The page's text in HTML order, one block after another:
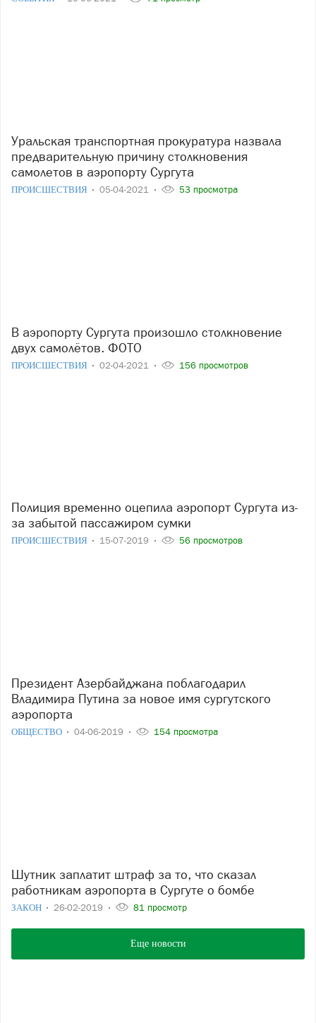
Уральская транспортная прокуратура назвала
предварительную причину столкновения
самолетов в аэропорту Сургута
ПРОИСШЕСТВИЯ 05-04-2021 53 просмотра
В аэропорту Сургута произошло столкновение
двух самолётов. ФОТО
ПРОИСШЕСТВИЯ 02-04-2021 156 просмотров
Полиция временно оцепила аэропорт Сургута из-
за забытой пассажиром сумки
ПРОИСШЕСТВИЯ 15-07-2019 56 просмотров
Президент Азербайджана поблагодарил
Владимира Путина за новое имя сургутского
аэропорта
ОБЩЕСТВО 04-06-2019 154 просмотра
Шутник заплатит штраф за то, что сказал
работникам аэропорта в Сургуте о бомбе
ЗАКОН 26-02-2019 81 просмотр
Еще новости